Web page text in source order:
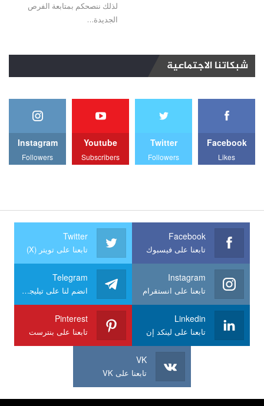
لذلك ننصحكم بمتابعة الفرص
الجديدة…
شبكاتنا الاجتماعية
Facebook
Likes
Twitter
Followers
Youtube
Subscribers
Instagram
Followers
Facebook
تابعنا على فيسبوك
Twitter
تابعنا على تويتر (X)
Instagram
تابعنا على انستقرام
Telegram
انضم لنا على تيليجرام
Linkedin
تابعنا على لينكد إن
Pinterest
تابعنا على بنترست
VK
تابعنا على VK